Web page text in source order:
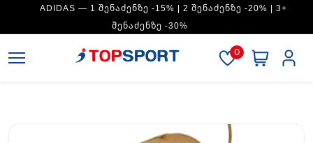
ADIDAS — 1 ᲨᲔᲜᲐᲫᲔᲜᲖᲔ -15% | 2 ᲨᲔᲜᲐᲫᲔᲜᲖᲔ -20% | 3+
ᲨᲔᲜᲐᲫᲔᲜᲖᲔ -30%
0